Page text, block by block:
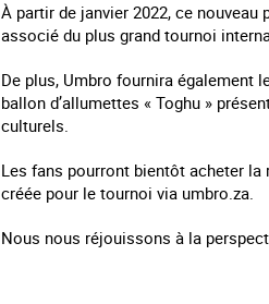
À partir de janvier 2022, ce
associé du plus grand tournoi
De plus, Umbro fournira également
ballon d’allumettes « Toghu »
culturels.
Les fans pourront bientôt acheter
créée pour le tournoi via umbro.za.
Nous nous réjouissons à la